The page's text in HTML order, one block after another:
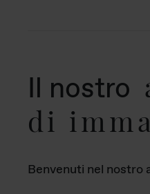
Il nostro
di
Benvenuti nel nostro